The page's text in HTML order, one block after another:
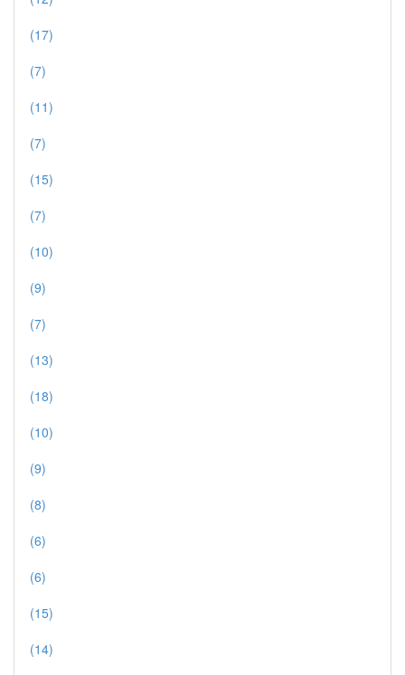
(17)
(7)
(11)
(7)
(15)
(7)
(10)
(9)
(7)
(13)
(18)
(10)
(9)
(8)
(6)
(6)
(15)
(14)